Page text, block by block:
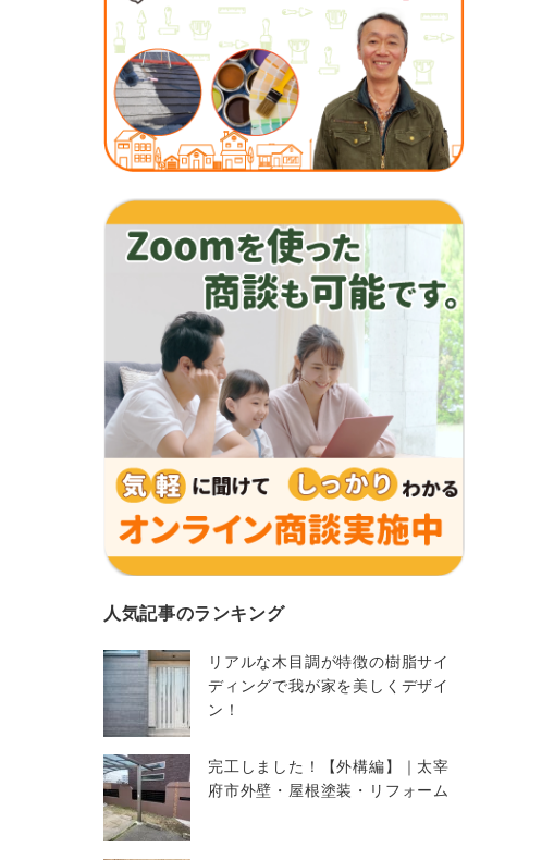
人気記事のランキング
リアルな木目調が特徴の樹脂サイ
ディングで我が家を美しくデザイ
ン！
完工しました！【外構編】｜太宰
府市外壁・屋根塗装・リフォーム